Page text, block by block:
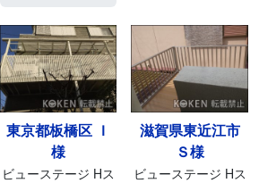
東京都板橋区 Ｉ
様
ビューステージ Hス
滋賀県東近江市
Ｓ様
ビューステージ Hス